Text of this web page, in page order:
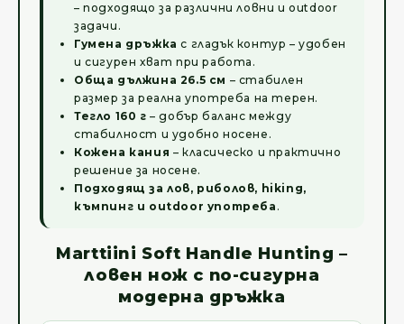
– подходящо за различни ловни и outdoor
задачи.
Гумена дръжка с гладък контур – удобен
и сигурен хват при работа.
Обща дължина 26.5 см – стабилен
размер за реална употреба на терен.
Тегло 160 г – добър баланс между
стабилност и удобно носене.
Кожена кания – класическо и практично
решение за носене.
Подходящ за лов, риболов, hiking,
къмпинг и outdoor употреба .
Marttiini Soft Handle Hunting –
ловен нож с по-сигурна
модерна дръжка